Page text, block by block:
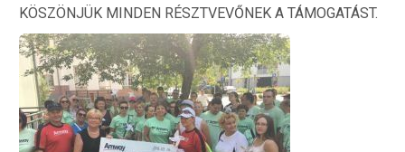
KÖSZÖNJÜK MINDEN RÉSZTVEVŐNEK A TÁMOGATÁST.